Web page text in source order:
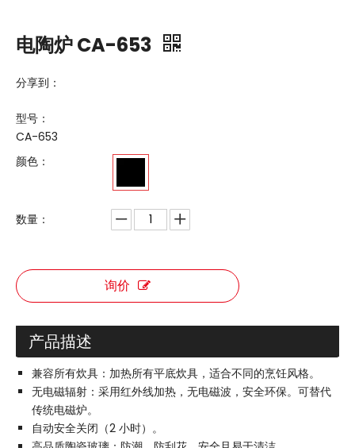
电陶炉 CA-653
分享到：
型号：
CA-653
颜色：
数量：
询价
产品描述
兼容所有炊具：加热所有平底炊具，适合不同的烹饪风格。
无电磁辐射：采用红外线加热，无电磁波，安全环保。可替代
传统电磁炉。
自动安全关闭（2 小时）。